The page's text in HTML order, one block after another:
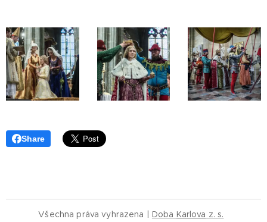
Share
Všechna práva vyhrazena | Doba Karlova z. s.